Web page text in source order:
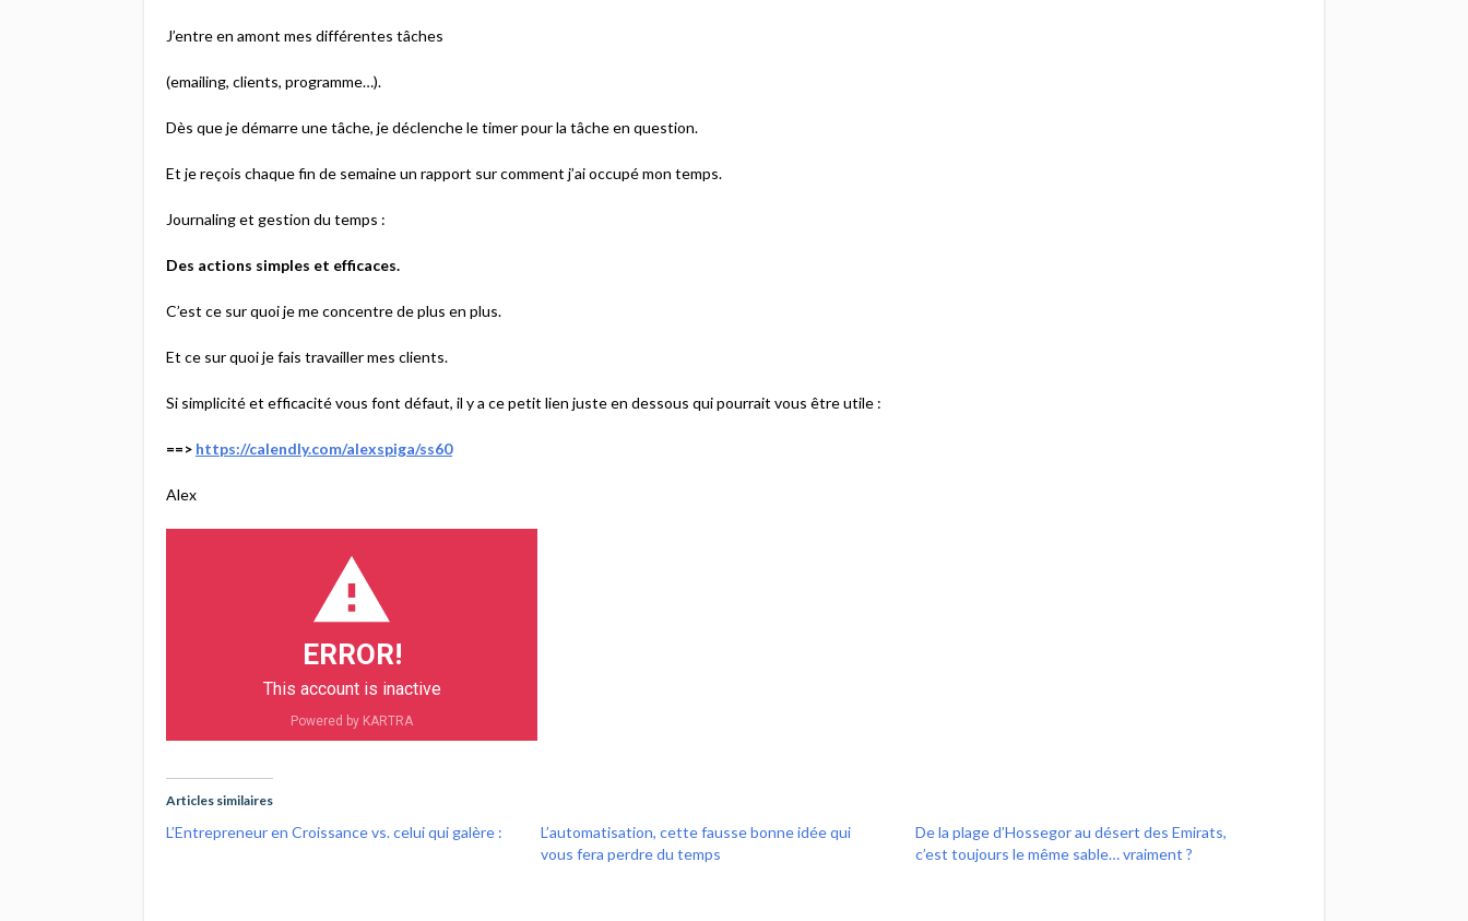
J’entre en amont mes différentes tâches
(emailing, clients, programme…).
Dès que je démarre une tâche, je déclenche le timer pour la tâche en question.
Et je reçois chaque fin de semaine un rapport sur comment j’ai occupé mon temps.
Journaling et gestion du temps :
Des actions simples et efficaces.
C’est ce sur quoi je me concentre de plus en plus.
Et ce sur quoi je fais travailler mes clients.
Si simplicité et efficacité vous font défaut, il y a ce petit lien juste en dessous qui pourrait vous être utile :
==> https://calendly.com/alexspiga/ss60
Alex
ERROR!
This account is inactive
Powered by KARTRA
Articles similaires
L’Entrepreneur en Croissance vs. celui qui galère :
L’automatisation, cette fausse bonne idée qui
vous fera perdre du temps
De la plage d’Hossegor au désert des Emirats,
c’est toujours le même sable… vraiment ?